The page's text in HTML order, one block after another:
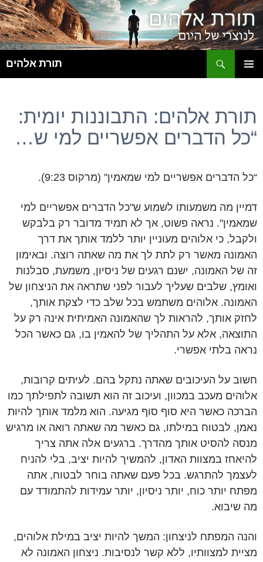
תורת אלהים
תורת אלהים: התבוננות יומית:
“כל הדברים אפשריים למי ש…
“כל הדברים אפשריים למי שמאמין" (מרקוס 9:23).
דמיין מה משמעותו לשמוע ש"כל הדברים אפשריים למי
שמאמין". נראה פשוט, אך לא תמיד מדובר רק בלבקש
ולקבל, כי אלוהים מעוניין יותר ללמד אותך את דרך
האמונה מאשר רק לתת לך את מה שאתה רוצה. ובאימון
זה של האמונה, ישנם רגעים של ניסיון, משמעת, סבלנות
ואומץ, שלבים שעליך לעבור לפני שתראה את הניצחון של
האמונה. אלוהים משתמש בכל שלב כדי לצקת אותך,
לחזק אותך, להראות לך שהאמונה האמיתית אינה רק על
התוצאה, אלא על התהליך של להאמין בו, גם כאשר הכל
נראה בלתי אפשרי.
חשוב על העיכובים שאתה נתקל בהם. לעיתים קרובות,
אלוהים מעכב במכוון, ועיכוב זה הוא תשובה לתפילתך כמו
הברכה כאשר היא סוף סוף מגיעה. הוא מלמד אותך להיות
נאמן, לבטוח במילתו, גם כאשר מה שאתה רואה או מרגיש
מנסה להסיט אותך מהדרך. ברגעים אלה אתה צריך
להיאחז במצוות האדון, להמשיך להיות יציב, בלי להניח
לעצמך להתרגש. בכל פעם שאתה בוחר לבטוח, אתה
מפתח יותר כוח, יותר ניסיון, יותר עמידות להתמודד עם
מה שיבוא.
והנה המפתח לניצחון: המשך להיות יציב במילת אלוהים,
מציית למצוותיו, ללא קשר לנסיבות. ניצחון האמונה לא